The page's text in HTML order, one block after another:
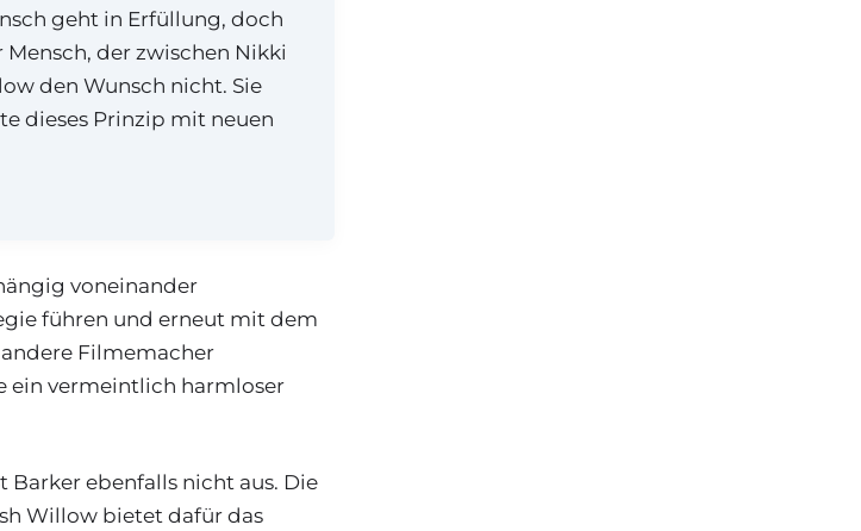
geht in Erfüllung, doch
der zwischen Nikki
den Wunsch nicht. Sie
dieses Prinzip mit neuen
voneinander
führen und erneut mit dem
Filmemacher
ein vermeintlich harmloser
ebenfalls nicht aus. Die
Willow bietet dafür das